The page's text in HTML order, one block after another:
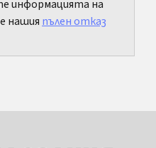
информацията на
нашияпълен отказ